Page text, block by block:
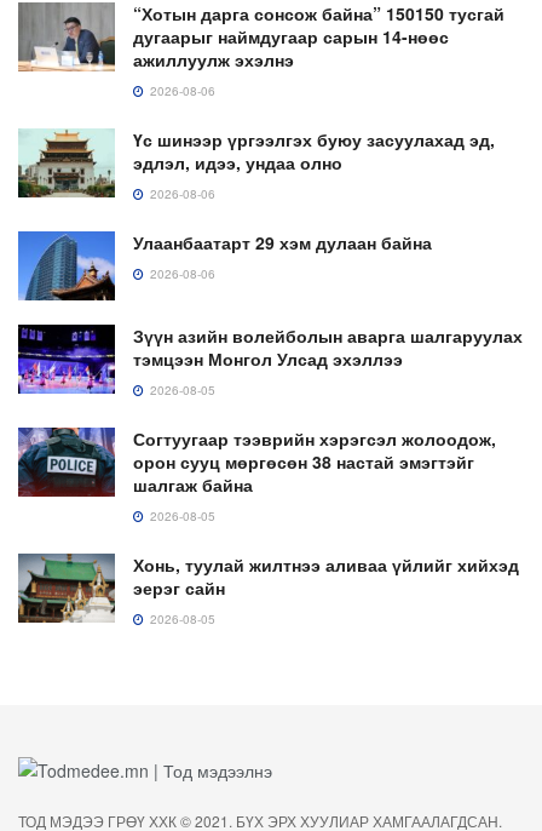
“Хотын дарга сонсож байна” 150150 тусгай
дугаарыг наймдугаар сарын 14-нөөс
ажиллуулж эхэлнэ
2026-08-06
Үс шинээр үргээлгэх буюу засуулахад эд,
эдлэл, идээ, ундаа олно
2026-08-06
Улаанбаатарт 29 хэм дулаан байна
2026-08-06
Зүүн азийн волейболын аварга шалгаруулах
тэмцээн Монгол Улсад эхэллээ
2026-08-05
Согтуугаар тээврийн хэрэгсэл жолоодож,
орон сууц мөргөсөн 38 настай эмэгтэйг
шалгаж байна
2026-08-05
Хонь, туулай жилтнээ аливаа үйлийг хийхэд
эерэг сайн
2026-08-05
ТОД МЭДЭЭ ГРӨҮ ХХК © 2021. БҮХ ЭРХ ХУУЛИАР ХАМГААЛАГДСАН.